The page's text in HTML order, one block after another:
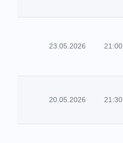
23.05.2026 21:00
20.05.2026 21:30